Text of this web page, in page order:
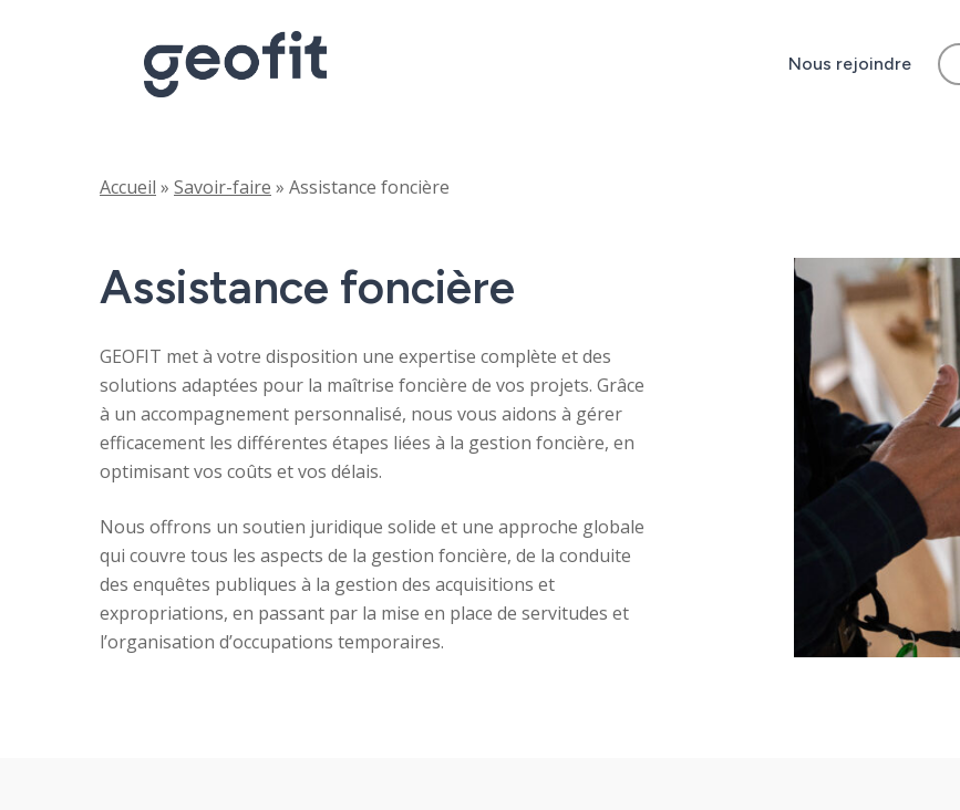
Nous rejoindre
Accueil » Savoir-faire » Assistance foncière
Assistance foncière
GEOFIT met à votre disposition une expertise complète et des
solutions adaptées pour la maîtrise foncière de vos projets. Grâce
à un accompagnement personnalisé, nous vous aidons à gérer
efficacement les différentes étapes liées à la gestion foncière, en
optimisant vos coûts et vos délais.
Nous offrons un soutien juridique solide et une approche globale
qui couvre tous les aspects de la gestion foncière, de la conduite
des enquêtes publiques à la gestion des acquisitions et
expropriations, en passant par la mise en place de servitudes et
l’organisation d’occupations temporaires.